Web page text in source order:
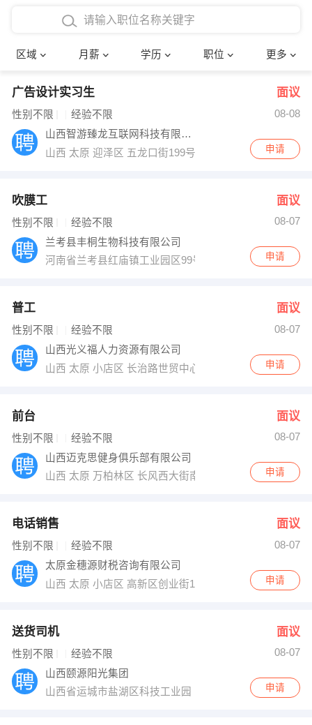
区域 月薪 学历 职位 更多
4000-5000元
8000-12000元
12000-20000元
博士
文员
财务会计
网络IT
快递员
收银员 技术员/工程师
出纳
编辑
跟单
其他职位
确定
广告设计实习生 面议
性别不限 经验不限
08-08
山西智游臻龙互联网科技有限公司
山西 太原 迎泽区 五龙口街199号汇大国际品牌总部5号楼
申请
吹膜工 面议
性别不限 经验不限
08-07
兰考县丰桐生物科技有限公司
河南省兰考县红庙镇工业园区99号
申请
普工 面议
性别不限 经验不限
08-07
山西光义福人力资源有限公司
山西 太原 小店区 长治路世贸中心B座1016室
申请
前台 面议
性别不限 经验不限
08-07
山西迈克思健身俱乐部有限公司
山西 太原 万柏林区 长风西大街南侧华彩国际
申请
电话销售 面议
性别不限 经验不限
08-07
太原金穗源财税咨询有限公司
山西 太原 小店区 高新区创业街11号天和科技6楼（近交
申请
送货司机 面议
性别不限 经验不限
08-07
山西颐源阳光集团
山西省运城市盐湖区科技工业园
申请